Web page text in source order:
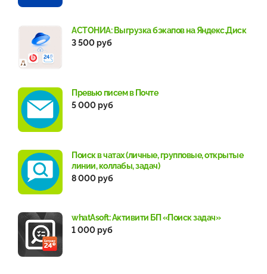
АСТОНИА: Выгрузка бэкапов на Яндекс.Диск
3 500 руб
Превью писем в Почте
5 000 руб
Поиск в чатах (личные, групповые, открытые
линии, коллабы, задач)
8 000 руб
whatAsoft: Активити БП «Поиск задач»
1 000 руб